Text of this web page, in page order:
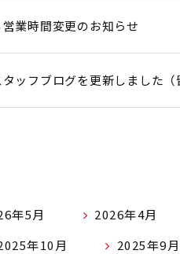
業時間変更のお知らせ
ッフブログを更新しました
年5月 2026年4月
年10月 2025年9月